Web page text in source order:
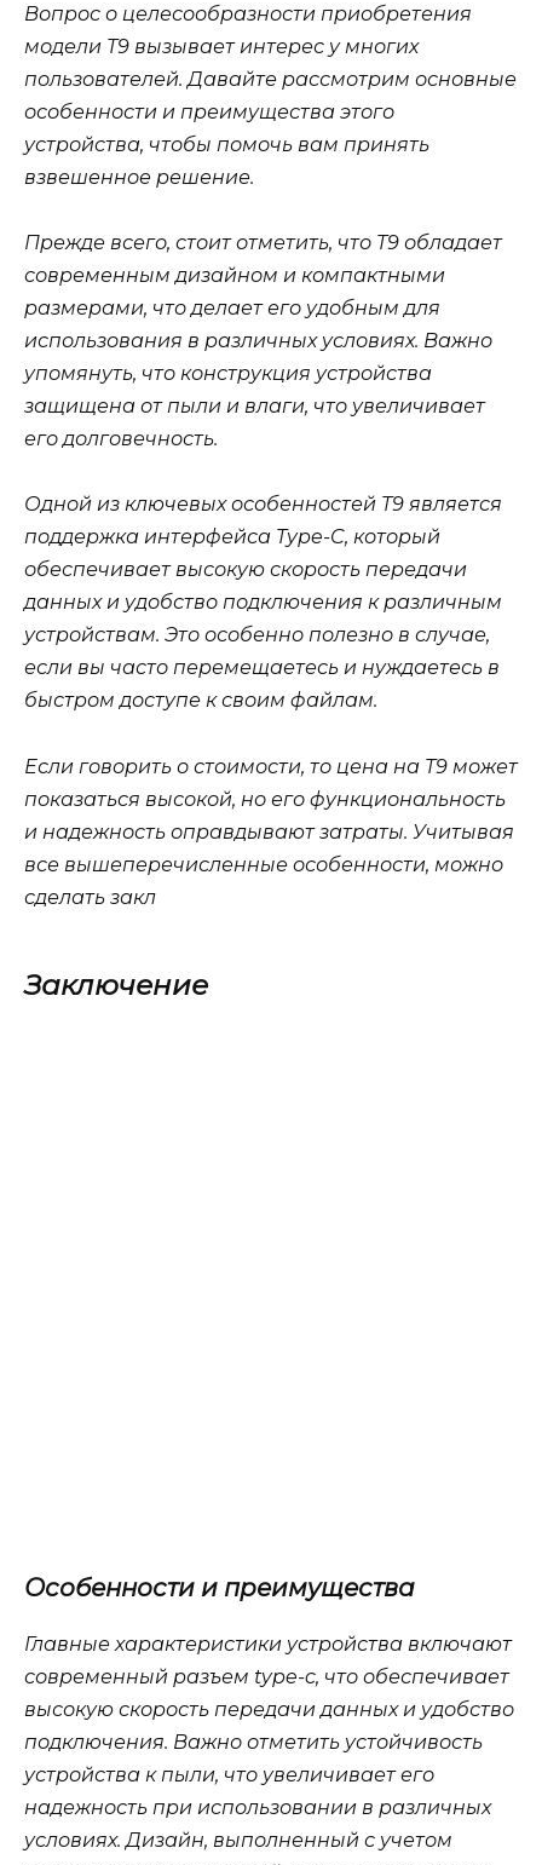
Вопрос о целесообразности приобретения
модели T9 вызывает интерес у многих
пользователей. Давайте рассмотрим основные
особенности и преимущества этого
устройства, чтобы помочь вам принять
взвешенное решение.
Прежде всего, стоит отметить, что T9 обладает
современным дизайном и компактными
размерами, что делает его удобным для
использования в различных условиях. Важно
упомянуть, что конструкция устройства
защищена от пыли и влаги, что увеличивает
его долговечность.
Одной из ключевых особенностей T9 является
поддержка интерфейса Type-C, который
обеспечивает высокую скорость передачи
данных и удобство подключения к различным
устройствам. Это особенно полезно в случае,
если вы часто перемещаетесь и нуждаетесь в
быстром доступе к своим файлам.
Если говорить о стоимости, то цена на T9 может
показаться высокой, но его функциональность
и надежность оправдывают затраты. Учитывая
все вышеперечисленные особенности, можно
сделать закл
Заключение
Особенности и преимущества
Главные характеристики устройства включают
современный разъем type-c, что обеспечивает
высокую скорость передачи данных и удобство
подключения. Важно отметить устойчивость
устройства к пыли, что увеличивает его
надежность при использовании в различных
условиях. Дизайн, выполненный с учетом